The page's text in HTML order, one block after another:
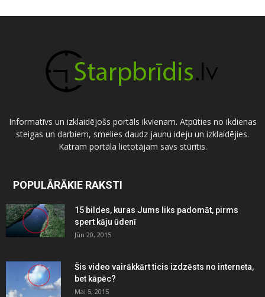
Informatīvs un izklaidējošs portāls ikvienam. Atpūties no ikdienas
steigas un darbiem, smelies daudz jaunu ideju un izklaidējies.
Katram portāla lietotājam savs stūrītis.
POPULĀRĀKIE RAKSTI
15 bildes, kuras Jums liks padomāt, pirms
spert kāju ūdenī
Jūn 20, 2015
Šis video vairākkārt ticis izdzēsts no interneta,
bet kāpēc?
Mai 5, 2015